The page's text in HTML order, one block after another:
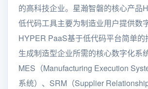
的高科技企业。星瀚智磐的核心产品
低代码工具主要为制造业用户提供数
HYPER PaaS基于低代码平台简单的
生成制造型企业所需的核心数字化系
MES（Manufacturing Execution
系统）、SRM（Supplier